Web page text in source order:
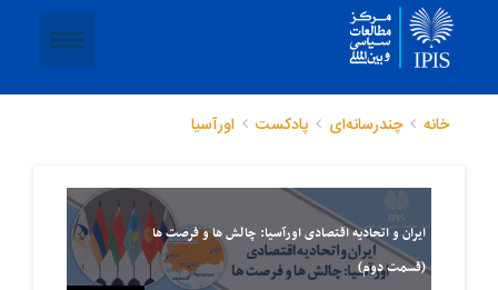
خانه چندرسانه‌ای پادکست اورآسیا
ایران و اتحادیه اقتصادی اورآسیا: چالش ها و فرصت ها
(قسمت دوم)